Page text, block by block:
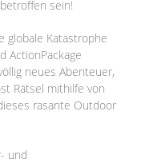
sein!
globale Katastrophe
ActionPackage
neues Abenteuer,
Rätsel mithilfe von
rasante Outdoor
und